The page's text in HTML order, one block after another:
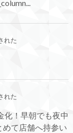
れた
れた
化！早朝でも夜中
て店舗へ持参い